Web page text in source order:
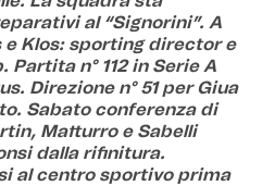
al “Signorini”. A
Klos: sporting director e
Partita n° 112 in Serie A
Direzione n° 51 per Giua
Sabato conferenza di
Matturro e Sabelli
dalla rifinitura.
al centro sportivo prima